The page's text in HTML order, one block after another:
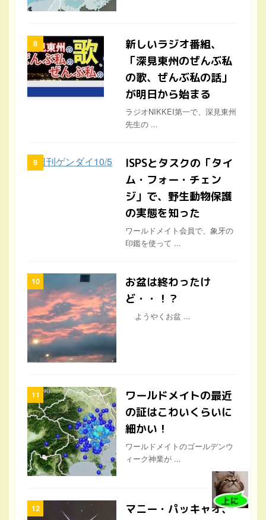
新しいラジオ番組、
「深見東州のぜんぶ私
の歌、ぜんぶ私の話」
が明日から始まる
ラジオNIKKEI第一で、深見東州
先生の ...
ISPSとタスクの「タイ
ム・フォー・チェン
ジ」で、野生動物保護
の実態を知った
ワールドメイト会員で、象牙の
印鑑を使って ...
お盆は終わったけ
ど・・！？
ようやくお盆 ...
ワールドメイトの最近
の証はこわいくらいに
細かい！
ワールドメイトのゴールデンウ
ィーク神業が ...
マニー・パッキャオ、